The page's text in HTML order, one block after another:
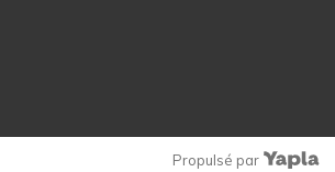
Propulsé par